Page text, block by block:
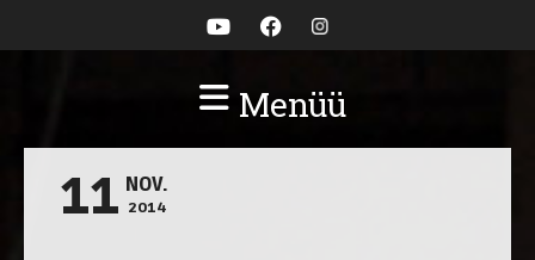
Menüü
11 NOV.
2014